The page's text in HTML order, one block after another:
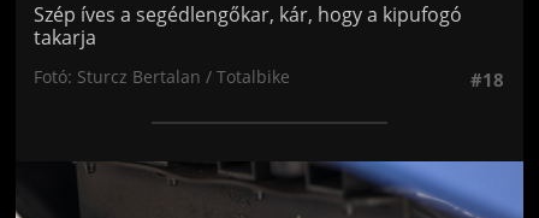
Szép íves a segédlengőkar, kár, hogy a kipufogó
takarja
Fotó: Sturcz Bertalan / Totalbike #18
Jön még kép!